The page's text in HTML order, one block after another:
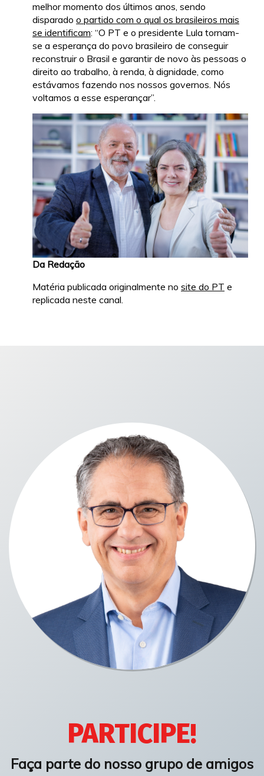
melhor momento dos últimos anos, sendo
disparado o partido com o qual os brasileiros mais
se identificam: “O PT e o presidente Lula tornam-
se a esperança do povo brasileiro de conseguir
reconstruir o Brasil e garantir de novo às pessoas o
direito ao trabalho, à renda, à dignidade, como
estávamos fazendo nos nossos governos. Nós
voltamos a esse esperançar”.
Da Redação
Matéria publicada originalmente no site do PT e
replicada neste canal.
PARTICIPE!
Faça parte do nosso grupo de amigos